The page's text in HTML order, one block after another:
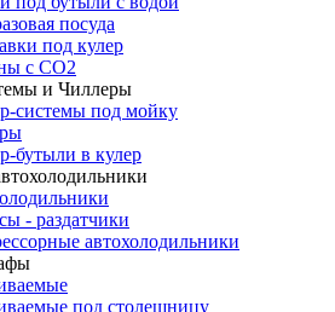
посуда
под кулер
с СО2
и Чиллеры
системы под мойку
бутыли в кулер
- раздатчики
автохолодильники
под столешницу